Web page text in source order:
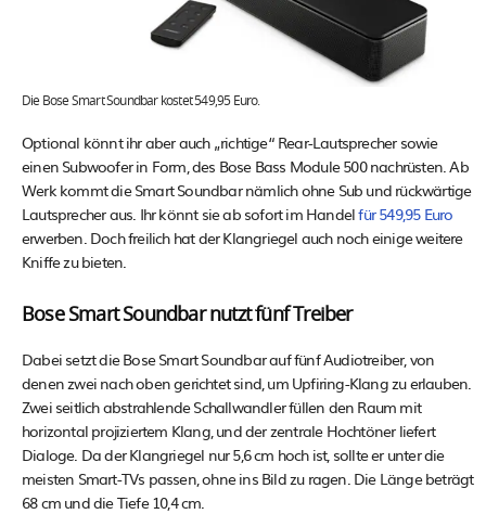
Die Bose Smart Soundbar kostet 549,95 Euro.
Optional könnt ihr aber auch „richtige“ Rear-Lautsprecher sowie
einen Subwoofer in Form, des Bose Bass Module 500 nachrüsten. Ab
Werk kommt die Smart Soundbar nämlich ohne Sub und rückwärtige
Lautsprecher aus. Ihr könnt sie ab sofort im Handelfür 549,95 Euro
erwerben. Doch freilich hat der Klangriegel auch noch einige weitere
Kniffe zu bieten.
Bose Smart Soundbar nutzt fünf Treiber
Dabei setzt die Bose Smart Soundbar auf fünf Audiotreiber, von
denen zwei nach oben gerichtet sind, um Upfiring-Klang zu erlauben.
Zwei seitlich abstrahlende Schallwandler füllen den Raum mit
horizontal projiziertem Klang, und der zentrale Hochtöner liefert
Dialoge. Da der Klangriegel nur 5,6 cm hoch ist, sollte er unter die
meisten Smart-TVs passen, ohne ins Bild zu ragen. Die Länge beträgt
68 cm und die Tiefe 10,4 cm.